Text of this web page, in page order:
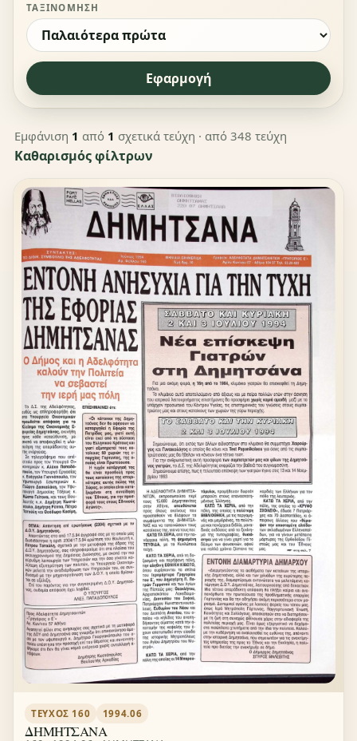
ΤΑΞΙΝΌΜΗΣΗ
Εφαρμογή
Εμφάνιση 1 από 1 σχετικά τεύχη · από 348 τεύχη
Καθαρισμός φίλτρων
ΤΕΎΧΟΣ 160 1994.06
ΔΗΜΗΤΣΑΝΑ